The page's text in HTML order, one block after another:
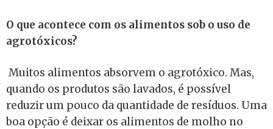
O que acontece com os alimentos sob o uso de
agrotóxicos?
Muitos alimentos absorvem o agrotóxico. Mas,
quando os produtos são lavados, é possível
reduzir um pouco da quantidade de resíduos. Uma
boa opção é deixar os alimentos de molho no